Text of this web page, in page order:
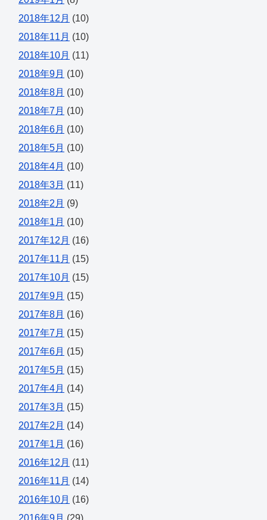
2018年12月 (10)
2018年11月 (10)
2018年10月 (11)
2018年9月 (10)
2018年8月 (10)
2018年7月 (10)
2018年6月 (10)
2018年5月 (10)
2018年4月 (10)
2018年3月 (11)
2018年2月 (9)
2018年1月 (10)
2017年12月 (16)
2017年11月 (15)
2017年10月 (15)
2017年9月 (15)
2017年8月 (16)
2017年7月 (15)
2017年6月 (15)
2017年5月 (15)
2017年4月 (14)
2017年3月 (15)
2017年2月 (14)
2017年1月 (16)
2016年12月 (11)
2016年11月 (14)
2016年10月 (16)